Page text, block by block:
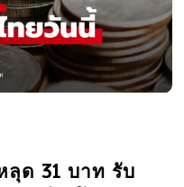
ลุด 31 บาท รับ